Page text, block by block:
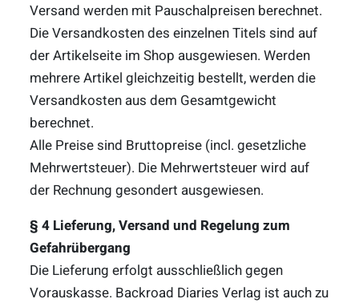
Versand werden mit Pauschalpreisen berechnet.
Die Versandkosten des einzelnen Titels sind auf
der Artikelseite im Shop ausgewiesen. Werden
mehrere Artikel gleichzeitig bestellt, werden die
Versandkosten aus dem Gesamtgewicht
berechnet.
Alle Preise sind Bruttopreise (incl. gesetzliche
Mehrwertsteuer). Die Mehrwertsteuer wird auf
der Rechnung gesondert ausgewiesen.
§ 4 Lieferung, Versand und Regelung zum
Gefahrübergang
Die Lieferung erfolgt ausschließlich gegen
Vorauskasse. Backroad Diaries Verlag ist auch zu